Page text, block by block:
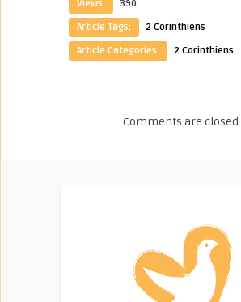
Views:
390
Article Tags:
2 Corinthiens
Article Categories:
2 Corinthiens
Comments are closed.